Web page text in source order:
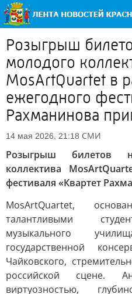
Розыгрыш
молодого
MosArtQuartet в
ежегодного
Рахманинова
14 мая 2026, 21:18 СМИ
Розыгрыш билетов
коллектива
фестиваля «Квартет
MosArtQuartet,
талантливыми
музыкального
государственной
Чайковского,
российской сцене.
виртуозностью,